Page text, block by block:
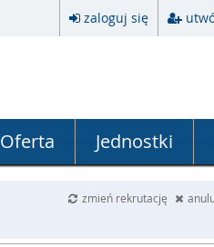
zaloguj się
Oferta Jednostki
zmień rekrutację